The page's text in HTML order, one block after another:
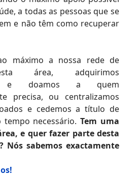
a todas as pessoas que se
e não têm como recuperar
máximo a nossa rede de
área, adquirimos
e doamos a quem
precisa, ou centralizamos
e cedemos a título de
tempo necessário.Tem uma
e quer fazer parte desta
Nós sabemos exactamente